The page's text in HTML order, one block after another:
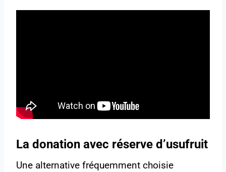
La donation avec réserve d’usufruit
Une alternative fréquemment choisie